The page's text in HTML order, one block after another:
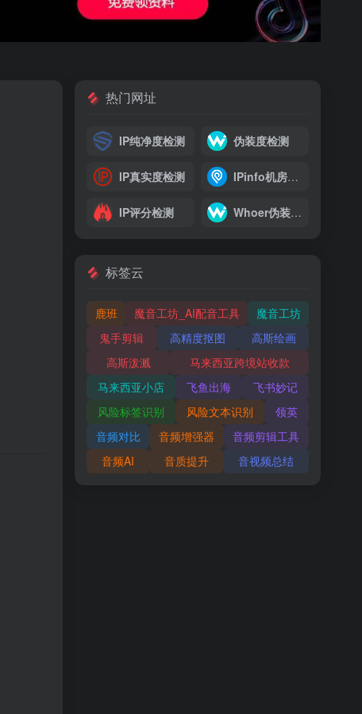
热门网址
IP纯净度检测 伪装度检测
IP真实度检测 IPinfo机房与住宅IP检测
IP评分检测 Whoer伪装度查询
标签云
鹿班 魔音工坊_AI配音工具
魔音工坊
鬼手剪辑
高精度抠图
高斯绘画
高斯泼溅
马来西亚跨境站收款
马来西亚小店
飞鱼出海
飞书妙记
风险标签识别
风险文本识别
领英
音频对比
音频增强器
音频剪辑工具
音频AI
音质提升 音视频总结